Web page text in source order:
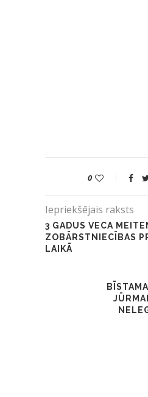
0
Iepriekšējais raksts
3 GADUS VECA
ZOBĀRSTNIECĪBAS
LAIKĀ